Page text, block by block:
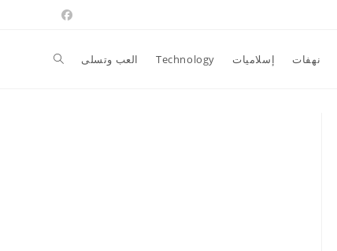
نهفات إسلاميات Technology العب وتسلى Toggle